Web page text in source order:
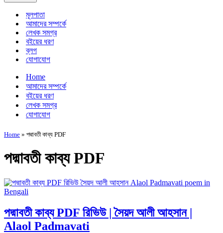
মূলপাতা
আমাদের সম্পর্কে
লেখক সমগ্র
বইয়ের ধরণ
ব্লগ
যোগাযোগ
Home
আমাদের সম্পর্কে
বইয়ের ধরণ
লেখক সমগ্র
যোগাযোগ
Home » পদ্মাবতী কাব্য PDF
পদ্মাবতী কাব্য PDF
পদ্মাবতী কাব্য PDF রিভিউ | সৈয়দ আলী আহসান |
Alaol Padmavati